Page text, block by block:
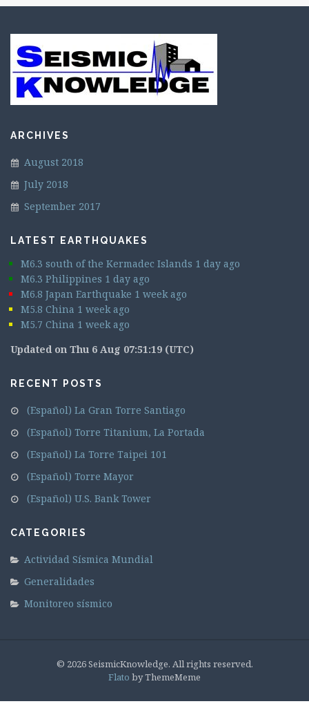
ARCHIVES
August 2018
July 2018
September 2017
LATEST EARTHQUAKES
M6.3 south of the Kermadec Islands 1 day ago
M6.3 Philippines 1 day ago
M6.8 Japan Earthquake 1 week ago
M5.8 China 1 week ago
M5.7 China 1 week ago
Updated on Thu 6 Aug 07:51:19 (UTC)
RECENT POSTS
(Español) La Gran Torre Santiago
(Español) Torre Titanium, La Portada
(Español) La Torre Taipei 101
(Español) Torre Mayor
(Español) U.S. Bank Tower
CATEGORIES
Actividad Sísmica Mundial
Generalidades
Monitoreo sísmico
© 2026 SeismicKnowledge. All rights reserved.
Flato by ThemeMeme